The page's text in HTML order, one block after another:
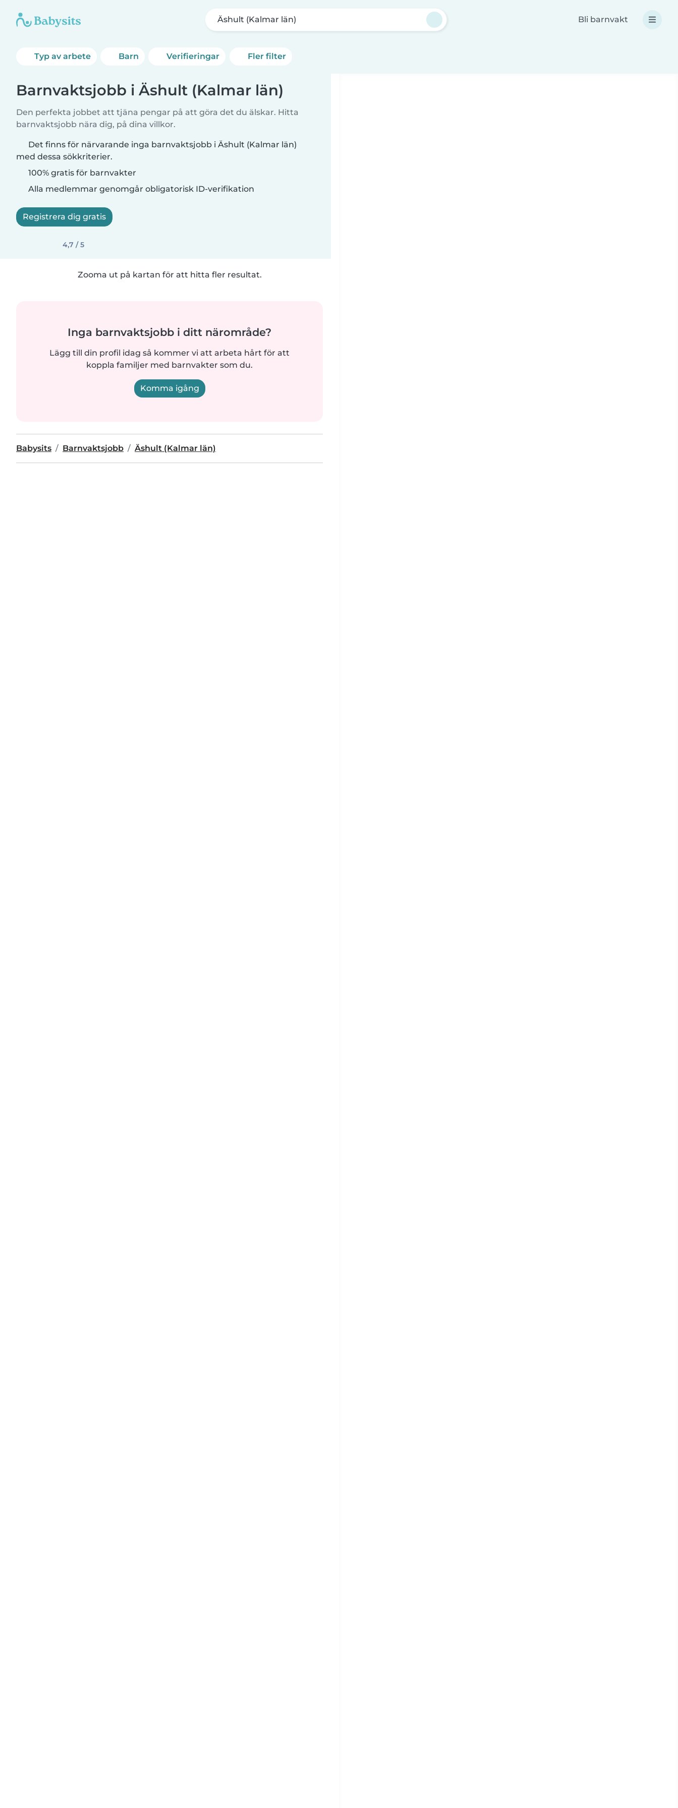
Äshult (Kalmar län) Bli barnvakt
Typ av arbete Barn Verifieringar Fler filter
Barnvaktsjobb i Äshult (Kalmar län)
Den perfekta jobbet att tjäna pengar på att göra det du älskar. Hitta
barnvaktsjobb nära dig, på dina villkor.
Det finns för närvarande inga barnvaktsjobb i Äshult (Kalmar län)
med dessa sökkriterier.
100% gratis för barnvakter
Alla medlemmar genomgår obligatorisk ID-verifikation
Registrera dig gratis
4,7 / 5
Zooma ut på kartan för att hitta fler resultat.
Inga barnvaktsjobb i ditt närområde?
Lägg till din profil idag så kommer vi att arbeta hårt för att
koppla familjer med barnvakter som du.
Komma igång
Babysits Barnvaktsjobb Äshult (Kalmar län)